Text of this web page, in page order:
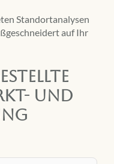
Standortanalysen
auf Ihr
und